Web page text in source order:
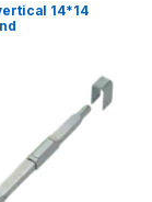
14*14